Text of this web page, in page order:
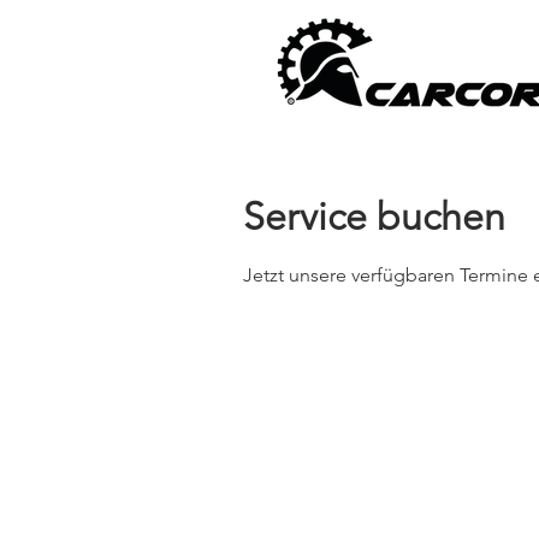
Service buchen
Jetzt unsere verfügbaren